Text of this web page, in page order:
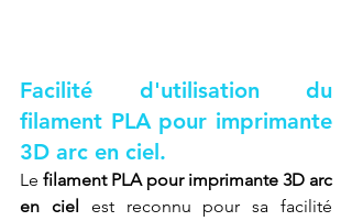
Facilité d'utilisation du
filament PLA pour imprimante
3D arc en ciel.
Le filament PLA pour imprimante 3D arc
en ciel est reconnu pour sa facilité